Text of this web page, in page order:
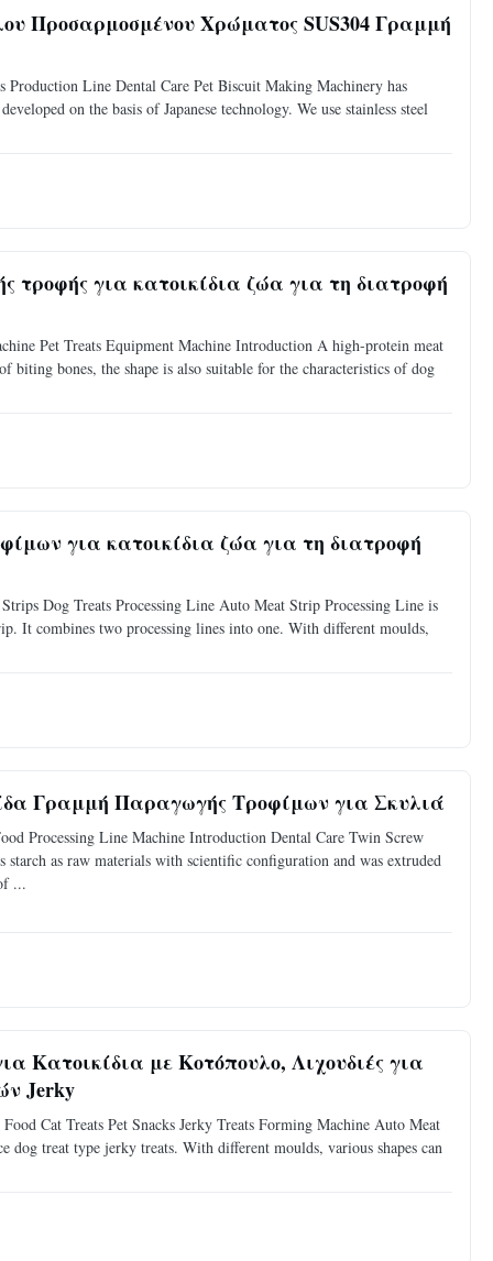
Προσαρμοσμένου Χρώματος SUS304 Γραμμή
Line Dental Care Pet Biscuit Making Machinery has
on the basis of Japanese technology. We use stainless steel
για κατοικίδια ζώα για τη διατροφή
Pet Treats Equipment Machine Introduction A high-protein meat
biting bones, the shape is also suitable for the characteristics of dog
για κατοικίδια ζώα για τη διατροφή
Dog Treats Processing Line Auto Meat Strip Processing Line is
It combines two processing lines into one. With different moulds,
Γραμμή Παραγωγής Τροφίμων για Σκυλιά
Processing Line Machine Introduction Dental Care Twin Screw
as raw materials with scientific configuration and was extruded
...
με Κοτόπουλο, Λιχουδιές για
Jerky
Cat Treats Pet Snacks Jerky Treats Forming Machine Auto Meat
dog treat type jerky treats. With different moulds, various shapes can